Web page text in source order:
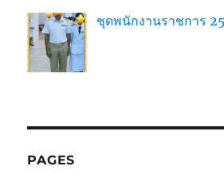
ชุดพนักงานราชการ
PAGES